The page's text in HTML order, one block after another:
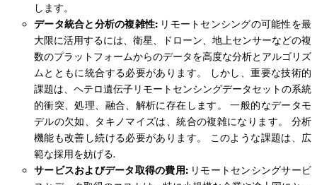
します。
データ統合と分析の複雑性: リモートセンシングの可能性を最
大限に活用するには、衛星、ドローン、地上センサーなどの複
数のプラットフォームからのデータを高度な分析とアルゴリズ
ムとともに統合する必要があります。 しかし、重要な技術的
課題は、ヘテロ遺伝子リモートセンシングデータセットの系統
的衝突、処理、融合、解析に存在します。 一般的なデータモ
デルの欠如、タキノマイズは、統合の複雑になります。 分析
機能も改善し続ける必要があります。 このような課題は、広
範な採用を妨げる.
サービスおよびデータ取得の費用: リモートセンシングサービ